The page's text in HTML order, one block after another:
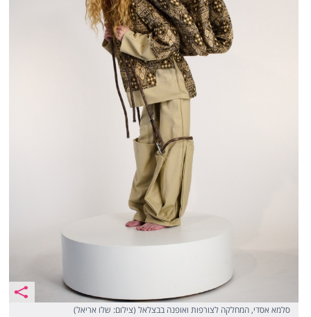
סלמא אסדי, המחלקה לצורפות ואופנה בבצלאל (צילום: שלו אריאל)